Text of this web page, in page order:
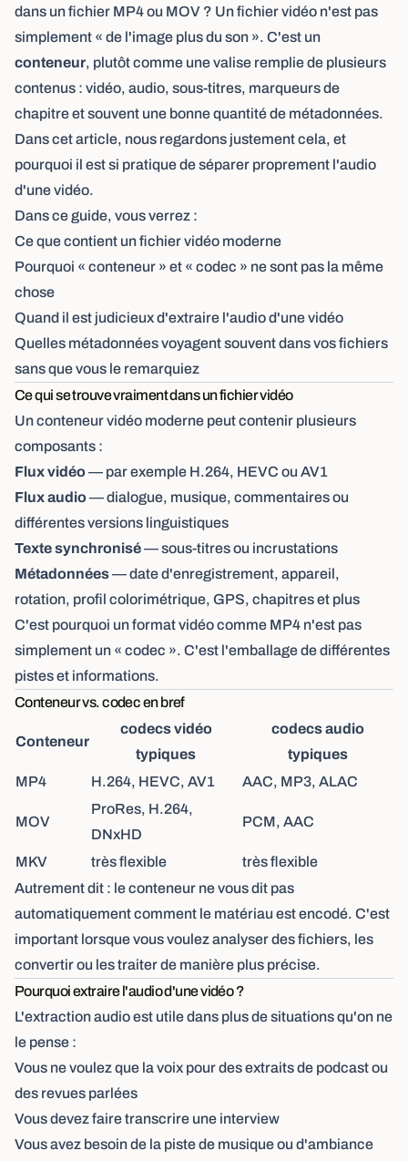
dans un fichier MP4 ou MOV ? Un fichier vidéo n'est pas
simplement « de l'image plus du son ». C'est un
conteneur, plutôt comme une valise remplie de plusieurs
contenus : vidéo, audio, sous-titres, marqueurs de
chapitre et souvent une bonne quantité de métadonnées.
Dans cet article, nous regardons justement cela, et
pourquoi il est si pratique de séparer proprement l'audio
d'une vidéo.
Dans ce guide, vous verrez :
Ce que contient un fichier vidéo moderne
Pourquoi « conteneur » et « codec » ne sont pas la même
chose
Quand il est judicieux d'extraire l'audio d'une vidéo
Quelles métadonnées voyagent souvent dans vos fichiers
sans que vous le remarquiez
Ce qui se trouve vraiment dans un fichier vidéo
Un conteneur vidéo moderne peut contenir plusieurs
composants :
Flux vidéo— par exemple H.264, HEVC ou AV1
Flux audio— dialogue, musique, commentaires ou
différentes versions linguistiques
Texte synchronisé— sous-titres ou incrustations
Métadonnées— date d'enregistrement, appareil,
rotation, profil colorimétrique, GPS, chapitres et plus
C'est pourquoi un format vidéo comme MP4 n'est pas
simplement un « codec ». C'est l'emballage de différentes
pistes et informations.
Conteneur vs. codec en bref
Conteneur
codecs vidéo
typiques
codecs audio
typiques
MP4
H.264, HEVC, AV1 AAC, MP3, ALAC
MOV
ProRes, H.264,
DNxHD
PCM, AAC
MKV très flexible
très flexible
Autrement dit : le conteneur ne vous dit pas
automatiquement comment le matériau est encodé. C'est
important lorsque vous voulez analyser des fichiers, les
convertir ou les traiter de manière plus précise.
Pourquoi extraire l'audio d'une vidéo ?
L'extraction audio est utile dans plus de situations qu'on ne
le pense :
Vous ne voulez que la voix pour des extraits de podcast ou
des revues parlées
Vous devez faire transcrire une interview
Vous avez besoin de la piste de musique ou d'ambiance